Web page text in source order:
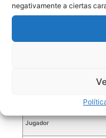
negativamente a ciertas
Jugador
Jugadores de